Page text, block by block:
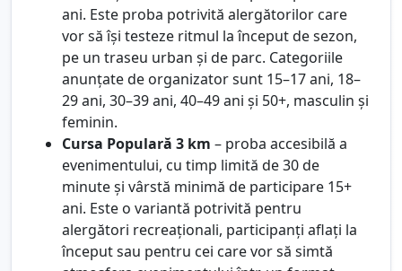
ani. Este proba potrivită alergătorilor care
vor să își testeze ritmul la început de sezon,
pe un traseu urban și de parc. Categoriile
anunțate de organizator sunt 15–17 ani, 18–
29 ani, 30–39 ani, 40–49 ani și 50+, masculin și
feminin.
Cursa Populară 3 km – proba accesibilă a
evenimentului, cu timp limită de 30 de
minute și vârstă minimă de participare 15+
ani. Este o variantă potrivită pentru
alergători recreaționali, participanți aflați la
început sau pentru cei care vor să simtă